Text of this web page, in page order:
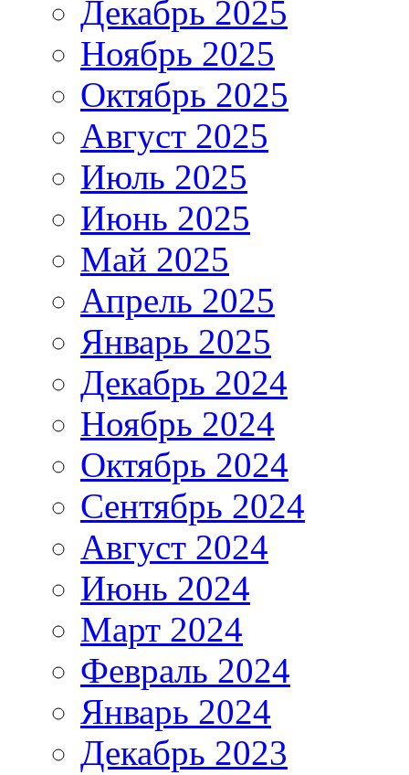
Декабрь 2025
Ноябрь 2025
Октябрь 2025
Август 2025
Июль 2025
Июнь 2025
Май 2025
Апрель 2025
Январь 2025
Декабрь 2024
Ноябрь 2024
Октябрь 2024
Сентябрь 2024
Август 2024
Июнь 2024
Март 2024
Февраль 2024
Январь 2024
Декабрь 2023